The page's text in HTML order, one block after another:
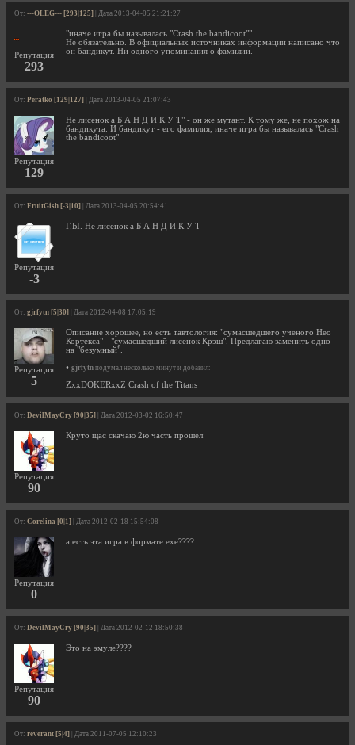
От: ---OLEG--- [293|125] | Дата 2013-04-05 21:21:27
Репутация
293
"иначе игра бы называлась "Crash the bandicoot""
Не обязательно. В официальных источниках информации написано что
он бандикут. Ни одного упоминания о фамилии.
От: Peratko [129|127] | Дата 2013-04-05 21:07:43
Репутация
129
Не лисенок а Б А Н Д И К У Т" - он же мутант. К тому же, не похож на
бандикута. И бандикут - его фамилия, иначе игра бы называлась "Crash
the bandicoot"
От: FruitGish [-3|10] | Дата 2013-04-05 20:54:41
Репутация
-3
Г.Ы. Не лисенок а Б А Н Д И К У Т
От: gjrfytn [5|30] | Дата 2012-04-08 17:05:19
Репутация
5
Описание хорошее, но есть тавтология: "сумасшедшего ученого Нео
Кортекса" - "сумасшедший лисенок Крэш". Предлагаю заменить одно
на "безумный".
• gjrfytn подумал несколько минут и добавил:
ZxxDOKERxxZ Crash of the Titans
От: DevilMayCry [90|35] | Дата 2012-03-02 16:50:47
Репутация
90
Круто щас скачаю 2ю часть прошел
От: Corelina [0|1] | Дата 2012-02-18 15:54:08
Репутация
0
а есть эта игра в формате exe????
От: DevilMayCry [90|35] | Дата 2012-02-12 18:50:38
Репутация
90
Это на эмуле????
От: reverant [5|4] | Дата 2011-07-05 12:10:23